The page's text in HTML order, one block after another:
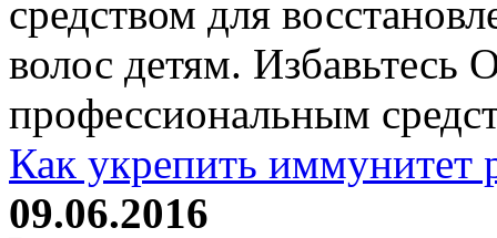
средством для
волос детям.
профессиональным
Как укрепить иммунитет
09.06.2016